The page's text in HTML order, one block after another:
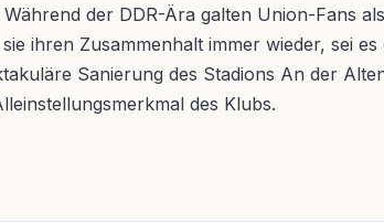
der DDR-Ära galten Union-Fans
ihren Zusammenhalt immer wieder, sei
Sanierung des Stadions An der
des Klubs.